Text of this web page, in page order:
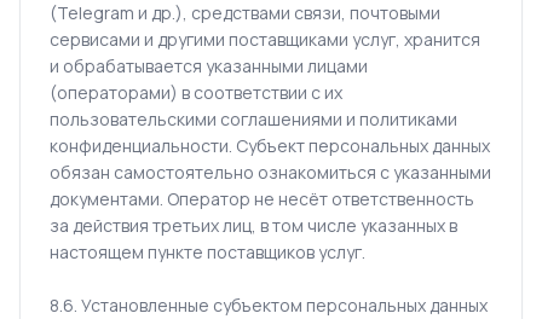
(Telegram и др.), средствами связи, почтовыми
сервисами и другими поставщиками услуг, хранится
и обрабатывается указанными лицами
(операторами) в соответствии с их
пользовательскими соглашениями и политиками
конфиденциальности. Субъект персональных данных
обязан самостоятельно ознакомиться с указанными
документами. Оператор не несёт ответственность
за действия третьих лиц, в том числе указанных в
настоящем пункте поставщиков услуг.
8.6. Установленные субъектом персональных данных